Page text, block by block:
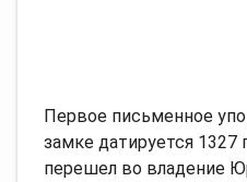
Первое письменное
замке датируется 1327
перешел во владение